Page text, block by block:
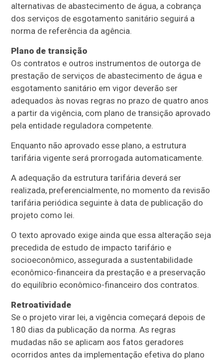
alternativas de abastecimento de água, a cobrança
dos serviços de esgotamento sanitário seguirá a
norma de referência da agência.
Plano de transição
Os contratos e outros instrumentos de outorga de
prestação de serviços de abastecimento de água e
esgotamento sanitário em vigor deverão ser
adequados às novas regras no prazo de quatro anos
a partir da vigência, com plano de transição aprovado
pela entidade reguladora competente.
Enquanto não aprovado esse plano, a estrutura
tarifária vigente será prorrogada automaticamente.
A adequação da estrutura tarifária deverá ser
realizada, preferencialmente, no momento da revisão
tarifária periódica seguinte à data de publicação do
projeto como lei.
O texto aprovado exige ainda que essa alteração seja
precedida de estudo de impacto tarifário e
socioeconômico, assegurada a sustentabilidade
econômico-financeira da prestação e a preservação
do equilíbrio econômico-financeiro dos contratos.
Retroatividade
Se o projeto virar lei, a vigência começará depois de
180 dias da publicação da norma. As regras
mudadas não se aplicam aos fatos geradores
ocorridos antes da implementação efetiva do plano